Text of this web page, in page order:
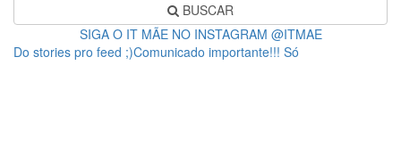
BUSCAR
SIGA O IT MÃE NO INSTAGRAM @ITMAE
Do stories pro feed ;)Comunicado importante!!! Só